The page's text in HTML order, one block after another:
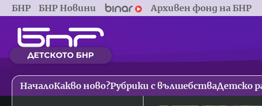
БНР БНР Новини Архивен фонд на БНР
ДЕТСКОТО БНР
НачалоКакво ново?Рубрики с вълшебстваДетско